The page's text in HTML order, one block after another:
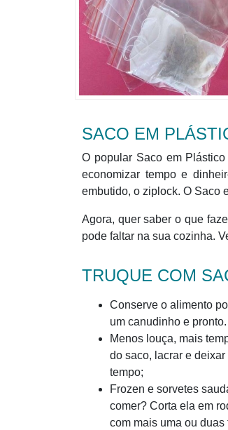
SACO EM
O popular Saco em
economizar tempo e
embutido, o ziplock. O Saco
Agora, quer saber o que
pode faltar na sua cozinha.
TRUQUE COM
Conserve o alimento
um canudinho e
Menos louça, mais
do saco, lacrar e
tempo;
Frozen e sorvetes
comer? Corta ela em
com mais uma ou duas